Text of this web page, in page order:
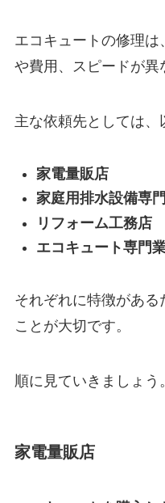
エコキュートの修理
や費用、スピードが異
主な依頼先としては、
家電量販店
家庭用排水設備専
リフォーム工務店
エコキュート専門
それぞれに特徴があ
ことが大切です。
順に見ていきましょう。
家電量販店